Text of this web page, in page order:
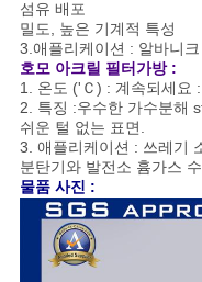
섬유 배포
밀도, 높은 기계적 특성
3.애플리케이션 : 알바니
호모 아크릴 필터가방 :
1. 온도 ('Ｃ) : 계속되세요
2. 특징 :우수한 가수분해
쉬운 털 없는 표면.
3. 애플리케이션 : 쓰레기
분탄기와 발전소 흄가스
물품 사진 :